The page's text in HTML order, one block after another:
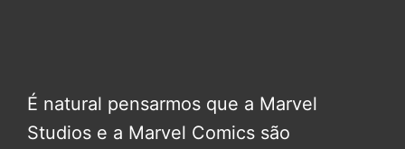
É natural pensarmos que a Marvel
Studios e a Marvel Comics são